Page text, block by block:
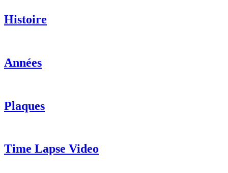
Histoire
Années
Plaques
Time Lapse Video